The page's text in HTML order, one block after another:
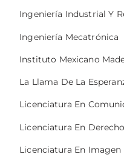
Ingeniería Industrial Y
Ingeniería Mecatrónica
Instituto Mexicano
La Llama De La
Licenciatura En
Licenciatura En Derecho
Licenciatura En Imagen